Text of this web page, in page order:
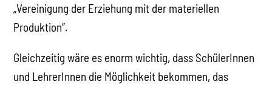
„Vereinigung der Erziehung mit der materiellen
Produktion”.
Gleichzeitig wäre es enorm wichtig, dass SchülerInnen
und LehrerInnen die Möglichkeit bekommen, das